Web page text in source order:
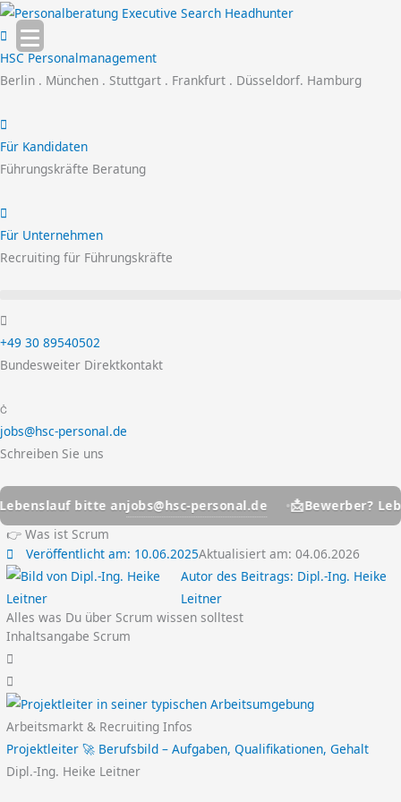
Zum
Inhalt
springen
HSC Personalmanagement
Berlin . München . Stuttgart . Frankfurt . Düsseldorf. Hamburg
Für Kandidaten
Führungskräfte Beratung
Für Unternehmen
Recruiting für Führungskräfte
+49 30 89540502
Bundesweiter Direktkontakt
jobs@hsc-personal.de
Schreiben Sie uns
bitte anjobs@hsc-personal.de 📩
Bewerber?
👉 Was ist Scrum
Veröffentlicht am: 10.06.2025Aktualisiert am: 04.06.2026
Autor des Beitrags: Dipl.-Ing. Heike
Leitner
Alles was Du über Scrum wissen solltest
Inhaltsangabe Scrum
Arbeitsmarkt & Recruiting Infos
Projektleiter 🚀 Berufsbild – Aufgaben, Qualifikationen, Gehalt
Dipl.-Ing. Heike Leitner